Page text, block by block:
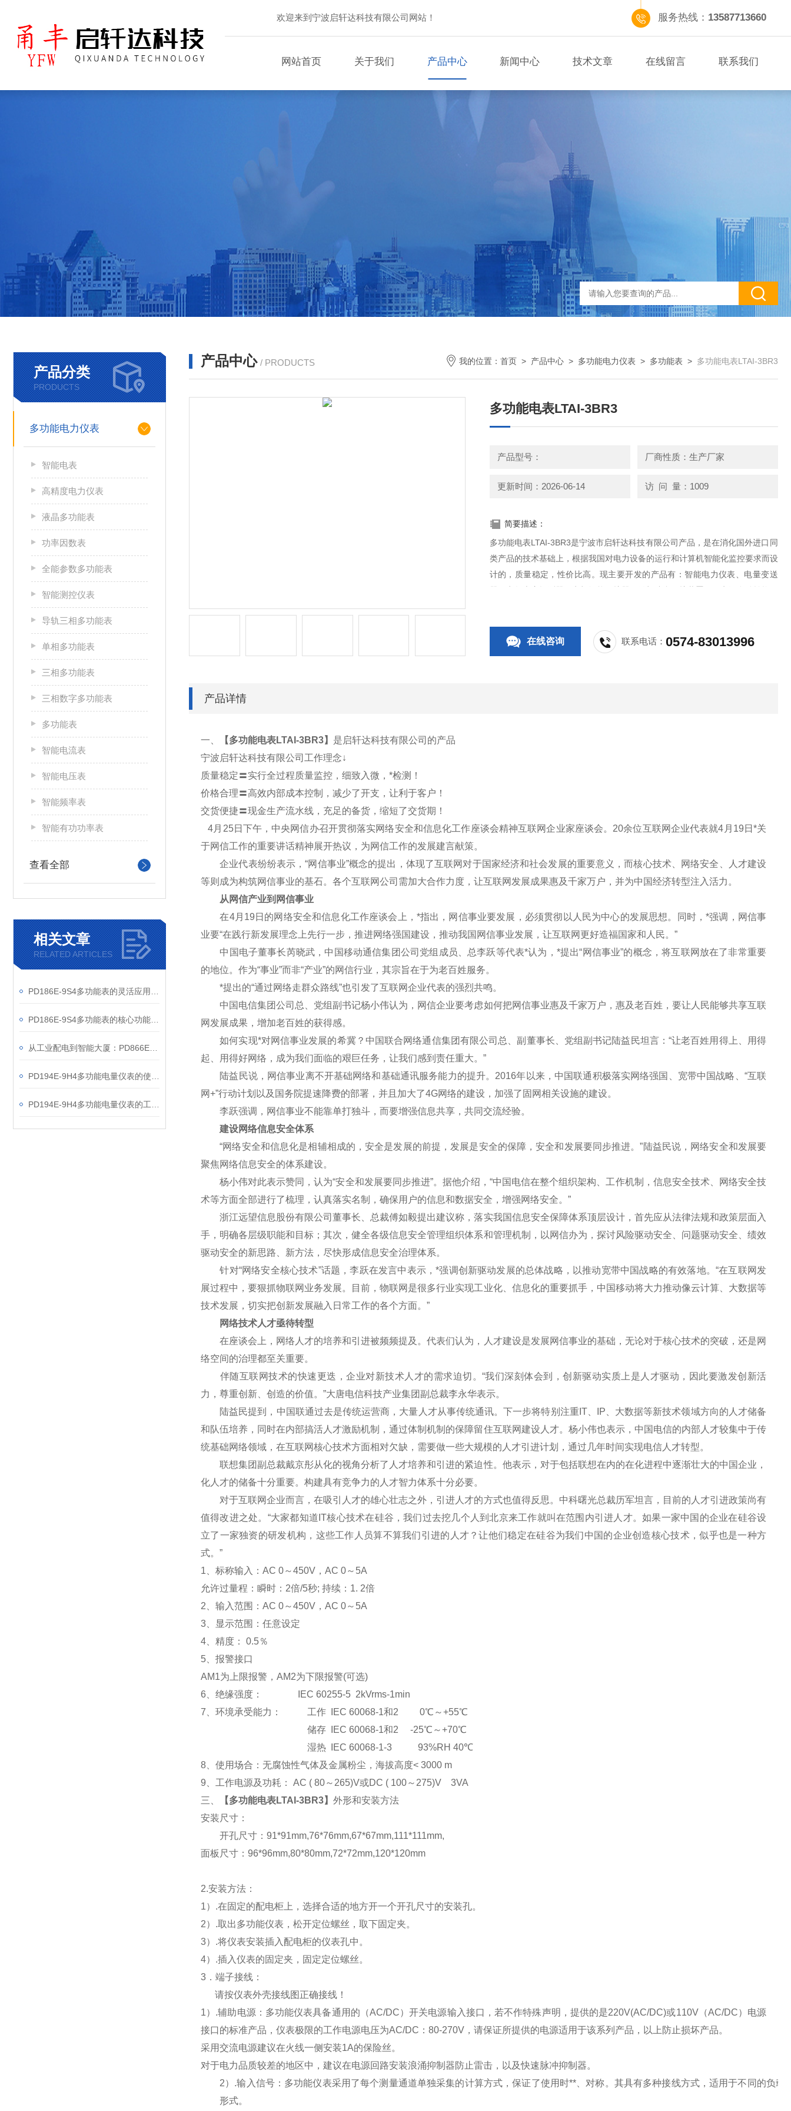
欢迎来到宁波启轩达科技有限公司网站！ 服务热线： 13587713660
网站首页 关于我们 产品中心 新闻中心 技术文章 在线留言 联系我们
产品分类
PRODUCTS
多功能电力仪表
智能电表
高精度电力仪表
液晶多功能表
功率因数表
全能参数多功能表
智能测控仪表
导轨三相多功能表
单相多功能表
三相多功能表
三相数字多功能表
多功能表
智能电流表
智能电压表
智能频率表
智能有功功率表
查看全部
相关文章
RELATED ARTICLES
产品中心 / PRODUCTS 我的位置： 首页 > 产品中心 > 多功能电力仪表 > 多功能表 > 多功能电表LTAI-3BR3
多功能电表LTAI-3BR3
产品型号： 厂商性质：生产厂家
更新时间：2026-06-14 访 问 量：1009
简要描述：
多功能电表LTAI-3BR3是宁波市启轩达科技有限公司产品，是在消化国外进口同
类产品的技术基础上，根据我国对电力设备的运行和计算机智能化监控要求而设
计的，质量稳定，性价比高。现主要开发的产品有：智能电力仪表、电量变送
器、电气火灾探测器、电机智能保护器、微机综合保护装置、双电源自动转换开
在线咨询 联系电话：0574-83013996
产品详情
一、 【多功能电表LTAI-3BR3】 是启轩达科技有限公司的产品
宁波启轩达科技有限公司工作理念↓
质量稳定〓实行全过程质量监控，细致入微，*检测！
价格合理〓高效内部成本控制，减少了开支，让利于客户！
交货便捷〓现金生产流水线，充足的备货，缩短了交货期！
4月25日下午，中央网信办召开贯彻落实网络安全和信息化工作座谈会精神互联网企业家座谈会。20余位互联网企业代表就4月19日*关
于网信工作的重要讲话精神展开热议，为网信工作的发展建言献策。
企业代表纷纷表示，“网信事业”概念的提出，体现了互联网对于国家经济和社会发展的重要意义，而核心技术、网络安全、人才建设
等则成为构筑网信事业的基石。各个互联网公司需加大合作力度，让互联网发展成果惠及千家万户，并为中国经济转型注入活力。
从网信产业到网信事业
在4月19日的网络安全和信息化工作座谈会上，*指出，网信事业要发展，必须贯彻以人民为中心的发展思想。同时，*强调，网信事
业要“在践行新发展理念上先行一步，推进网络强国建设，推动我国网信事业发展，让互联网更好造福国家和人民。”
中国电子董事长芮晓武，中国移动通信集团公司党组成员、总李跃等代表*认为，*提出“网信事业”的概念，将互联网放在了非常重要
的地位。作为“事业”而非“产业”的网信行业，其宗旨在于为老百姓服务。
*提出的“通过网络走群众路线”也引发了互联网企业代表的强烈共鸣。
中国电信集团公司总、党组副书记杨小伟认为，网信企业要考虑如何把网信事业惠及千家万户，惠及老百姓，要让人民能够共享互联
网发展成果，增加老百姓的获得感。
如何实现*对网信事业发展的希冀？中国联合网络通信集团有限公司总、副董事长、党组副书记陆益民坦言：“让老百姓用得上、用得
起、用得好网络，成为我们面临的艰巨任务，让我们感到责任重大。”
陆益民说，网信事业离不开基础网络和基础通讯服务能力的提升。2016年以来，中国联通积极落实网络强国、宽带中国战略、“互联
网+”行动计划以及国务院提速降费的部署，并且加大了4G网络的建设，加强了固网相关设施的建设。
李跃强调，网信事业不能靠单打独斗，而要增强信息共享，共同交流经验。
建设网络信息安全体系
“网络安全和信息化是相辅相成的，安全是发展的前提，发展是安全的保障，安全和发展要同步推进。”陆益民说，网络安全和发展要
聚焦网络信息安全的体系建设。
杨小伟对此表示赞同，认为“安全和发展要同步推进”。据他介绍，“中国电信在整个组织架构、工作机制，信息安全技术、网络安全技
术等方面全部进行了梳理，认真落实名制，确保用户的信息和数据安全，增强网络安全。”
浙江远望信息股份有限公司董事长、总裁傅如毅提出建议称，落实我国信息安全保障体系顶层设计，首先应从法律法规和政策层面入
手，明确各层级职能和目标；其次，健全各级信息安全管理组织体系和管理机制，以网信办为，探讨风险驱动安全、问题驱动安全、绩效
驱动安全的新思路、新方法，尽快形成信息安全治理体系。
针对“网络安全核心技术”话题，李跃在发言中表示，*强调创新驱动发展的总体战略，以推动宽带中国战略的有效落地。“在互联网发
展过程中，要狠抓物联网业务发展。目前，物联网是很多行业实现工业化、信息化的重要抓手，中国移动将大力推动像云计算、大数据等
技术发展，切实把创新发展融入日常工作的各个方面。”
网络技术人才亟待转型
在座谈会上，网络人才的培养和引进被频频提及。代表们认为，人才建设是发展网信事业的基础，无论对于核心技术的突破，还是网
络空间的治理都至关重要。
伴随互联网技术的快速更迭，企业对新技术人才的需求迫切。“我们深刻体会到，创新驱动实质上是人才驱动，因此要激发创新活
力，尊重创新、创造的价值。”大唐电信科技产业集团副总裁李永华表示。
陆益民提到，中国联通过去是传统运营商，大量人才从事传统通讯。下一步将特别注重IT、IP、大数据等新技术领域方向的人才储备
和队伍培养，同时在内部搞活人才激励机制，通过体制机制的保障留住互联网建设人才。杨小伟也表示，中国电信的内部人才较集中于传
统基础网络领域，在互联网核心技术方面相对欠缺，需要做一些大规模的人才引进计划，通过几年时间实现电信人才转型。
联想集团副总裁戴京彤从化的视角分析了人才培养和引进的紧迫性。他表示，对于包括联想在内的在化进程中逐渐壮大的中国企业，
化人才的储备十分重要。构建具有竞争力的人才智力体系十分必要。
对于互联网企业而言，在吸引人才的雄心壮志之外，引进人才的方式也值得反思。中科曙光总裁历军坦言，目前的人才引进政策尚有
值得改进之处。“大家都知道IT核心技术在硅谷，我们过去挖几个人到北京来工作就叫在范围内引进人才。如果一家中国的企业在硅谷设
立了一家独资的研发机构，这些工作人员算不算我们引进的人才？让他们稳定在硅谷为我们中国的企业创造核心技术，似乎也是一种方
式。”
1 、标称输入：AC 0～450V ，AC 0～5A
允许过量程：瞬时：2倍/5秒; 持续：1. 2倍
2 、输入范围：AC 0～450V ，AC 0～5A
3
显示范围： 任意设定
4 、精度： 0.5％
5
报警接口
AM1为上限报警，AM2为下限报警(可选)
6
绝缘强度： IEC 60255-5 2kVrms-1min
7
环境承受能力： 工作 IEC 60068-1和2 0℃～+55℃
储存 IEC 60068-1和2 -25℃～+70℃
湿热 IEC 60068-1-3 93%RH 40℃
8 、使用场合：无腐蚀性气体及金属粉尘，海拔高度< 3000 m
9 、工作电源及功耗： AC ( 80～265)V或DC ( 100～275)V 3VA
三、
【多功能电表LTAI-3BR3】 外形和安装方法
安装尺寸：
开孔尺寸：91*91mm,76*76mm,67*67mm,111*111mm,
面板尺寸：96*96mm,80*80mm,72*72mm,120*120mm
2.安装方法：
1）.在固定的配电柜上，选择合适的地方开一个开孔尺寸的安装孔。
2）.取出多功能仪表，松开定位螺丝，取下固定夹。
3）.将仪表安装插入配电柜的仪表孔中。
4）.插入仪表的固定夹，固定定位螺丝。
3 ．端子接线：
请按仪表外壳接线图正确接线！
1） .辅助电源：多功能仪表具备通用的（AC/DC）开关电源输入接口，若不作特殊声明，提供的是220V(AC/DC)或110V（AC/DC）电源
接口的标准产品，仪表极限的工作电源电压为AC/DC ： 80-270V ，请保证所提供的电源适用于该系列产品，以上防止损坏产品。
采用交流电源建议在火线一侧安装1A的保险丝。
对于电力品质较差的地区中，建议在电源回路安装浪涌抑制器防止雷击，以及快速脉冲抑制器。
2） .输入信号：多功能仪表采用了每个测量通道单独采集的计算方式，保证了使用时**、对称。其具有多种接线方式，适用于不同的负载
形式。